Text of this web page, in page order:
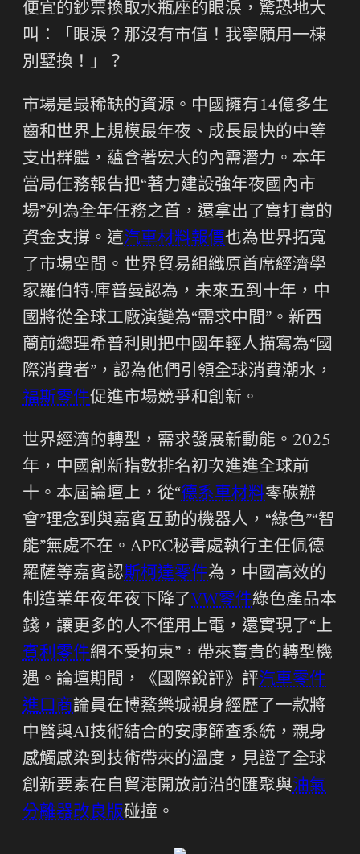
便宜的鈔票換取水瓶座的眼淚，驚恐地大
叫：「眼淚？那沒有市值！我寧願用一棟
別墅換！」？
市場是最稀缺的資源。中國擁有14億多生
齒和世界上規模最年夜、成長最快的中等
支出群體，蘊含著宏大的內需潛力。本年
當局任務報告把“著力建設強年夜國內市
場”列為全年任務之首，還拿出了實打實的
資金支撐。這汽車材料報價也為世界拓寬
了市場空間。世界貿易組織原首席經濟學
家羅伯特·庫普曼認為，未來五到十年，中
國將從全球工廠演變為“需求中間”。新西
蘭前總理希普利則把中國年輕人描寫為“國
際消費者”，認為他們引領全球消費潮水，
福斯零件促進市場競爭和創新。
世界經濟的轉型，需求發展新動能。2025
年，中國創新指數排名初次進進全球前
十。本屆論壇上，從“德系車材料零碳辦
會”理念到與嘉賓互動的機器人，“綠色”“智
能”無處不在。APEC秘書處執行主任佩德
羅薩等嘉賓認斯柯達零件為，中國高效的
制造業年夜年夜下降了 VW零件綠色產品本
錢，讓更多的人不僅用上電，還實現了“上
賓利零件網不受拘束”，帶來寶貴的轉型機
遇。論壇期間，《國際銳評》評汽車零件
進口商論員在博鰲樂城親身經歷了一款將
中醫與AI技術結合的安康篩查系統，親身
感觸感染到技術帶來的溫度，見證了全球
創新要素在自貿港開放前沿的匯聚與油氣
分離器改良版碰撞。